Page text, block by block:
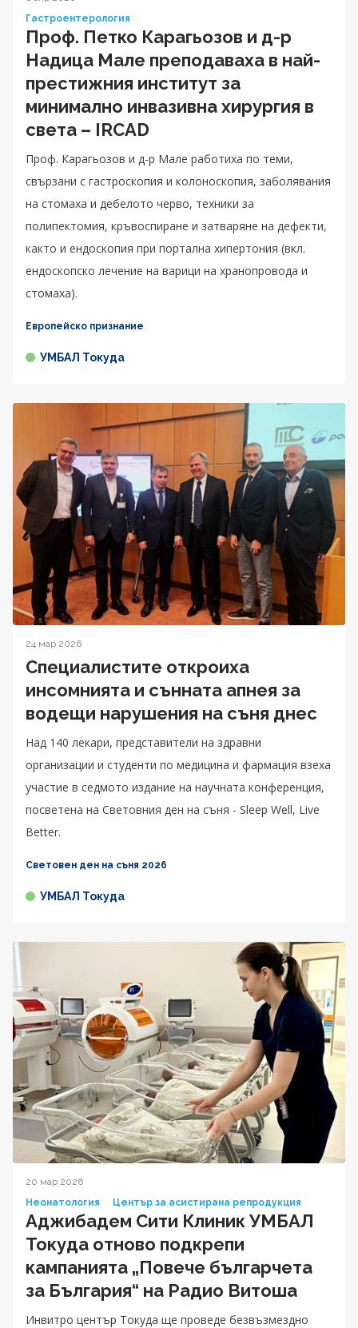
Гастроентерология
Проф. Петко Карагьозов и д-р
Надица Мале преподаваха в най-
престижния институт за
минимално инвазивна хирургия в
света – IRCAD
Проф. Карагьозов и д-р Мале работиха по теми,
свързани с гастроскопия и колоноскопия, заболявания
на стомаха и дебелото черво, техники за
полипектомия, кръвоспиране и затваряне на дефекти,
както и ендоскопия при портална хипертония (вкл.
ендоскопско лечение на варици на хранопровода и
стомаха).
Европейско признание
УМБАЛ Токуда
24 мар 2026
Специалистите откроиха
инсомнията и сънната апнея за
водещи нарушения на съня днес
Над 140 лекари, представители на здравни
организации и студенти по медицина и фармация взеха
участие в седмото издание на научната конференция,
посветена на Световния ден на съня - Sleep Well, Live
Better.
Световен ден на съня 2026
УМБАЛ Токуда
20 мар 2026
Неонатология
Център за асистирана репродукция
Аджибадем Сити Клиник УМБАЛ
Токуда отново подкрепи
кампанията „Повече българчета
за България“ на Радио Витоша
Инвитро център Токуда ще проведе безвъзмездно